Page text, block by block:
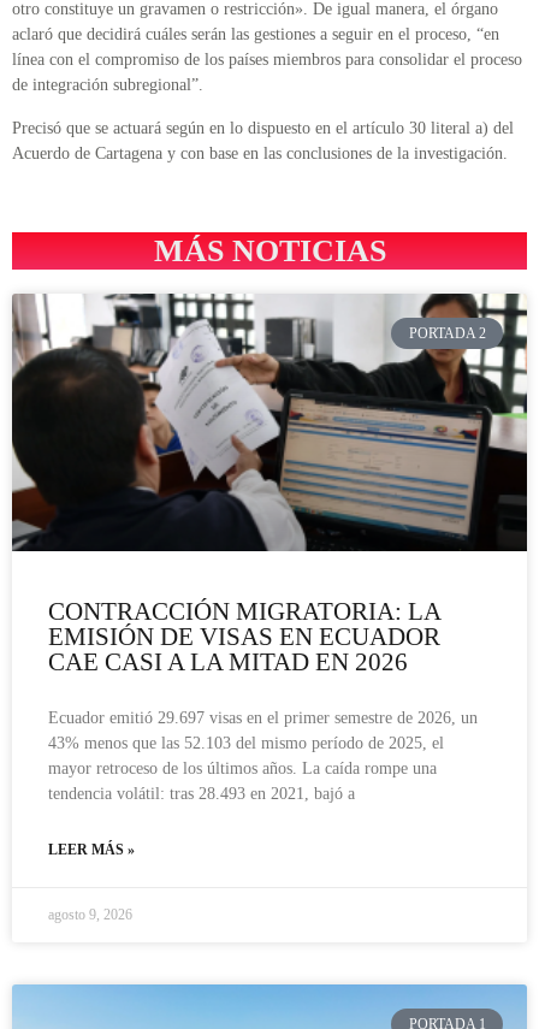
otro constituye un gravamen o restricción». De igual manera, el órgano
aclaró que decidirá cuáles serán las gestiones a seguir en el proceso, “en
línea con el compromiso de los países miembros para consolidar el proceso
de integración subregional”.
Precisó que se actuará según en lo dispuesto en el artículo 30 literal a) del
Acuerdo de Cartagena y con base en las conclusiones de la investigación.
MÁS NOTICIAS
PORTADA 2
CONTRACCIÓN MIGRATORIA: LA
EMISIÓN DE VISAS EN ECUADOR
CAE CASI A LA MITAD EN 2026
Ecuador emitió 29.697 visas en el primer semestre de 2026, un
43% menos que las 52.103 del mismo período de 2025, el
mayor retroceso de los últimos años. La caída rompe una
tendencia volátil: tras 28.493 en 2021, bajó a
LEER MÁS »
agosto 9, 2026
PORTADA 1